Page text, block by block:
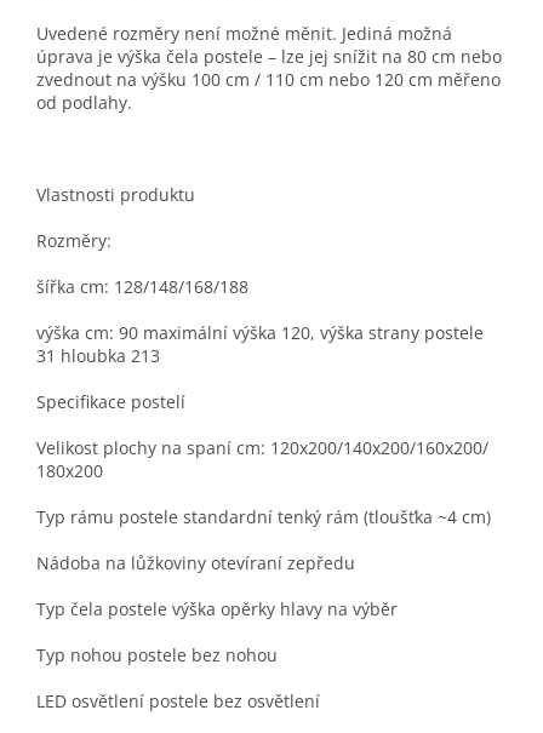
Uvedené rozměry není možné měnit. Jediná možná
úprava je výška čela postele – lze jej snížit na 80 cm nebo
zvednout na výšku 100 cm / 110 cm nebo 120 cm měřeno
od podlahy.
Vlastnosti produktu
Rozměry:
šířka cm: 128/148/168/188
výška cm: 90 maximální výška 120, výška strany postele
31 hloubka 213
Specifikace postelí
Velikost plochy na spaní cm: 120x200/140x200/160x200/
180x200
Typ rámu postele standardní tenký rám (tloušťka ~4 cm)
Nádoba na lůžkoviny otevíraní zepředu
Typ čela postele výška opěrky hlavy na výběr
Typ nohou postele bez nohou
LED osvětlení postele bez osvětlení